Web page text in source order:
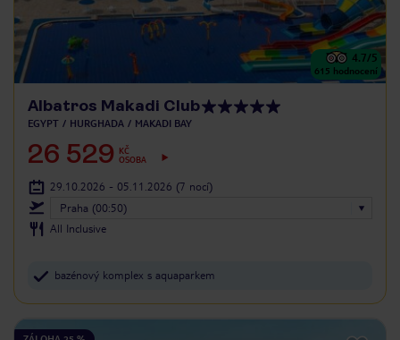
4.7/5
615 hodnocení
Albatros Makadi Club
EGYPT HURGHADA MAKADI BAY
26 529
KČ
OSOBA
29.10.2026 - 05.11.2026 (7 nocí)
Praha (00:50)
All Inclusive
bazénový komplex s aquaparkem